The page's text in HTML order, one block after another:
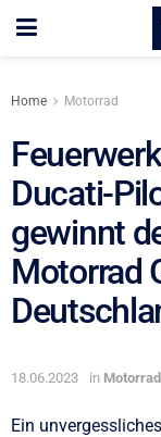
Home Motorrad
Ducati-
gewinnt
Motorrad
18.06.2023 in Motorrad
Ein